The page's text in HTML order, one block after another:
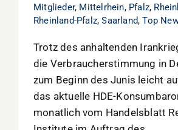
Mitglieder, Mittelrhein, Pfalz,
Rheinland-Pfalz,Saarland,Top
Trotz des anhaltenden
die Verbraucherstimmung in
zum Beginn des Junis leicht
das aktuelle HDE-
monatlich vom Handelsblatt